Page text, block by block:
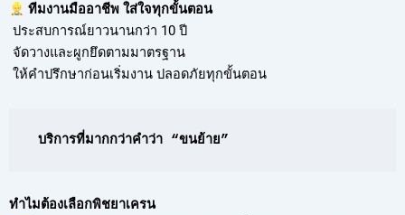
ทีมงานมืออาชีพ ใส่ใจทุกขั้นตอน
ประสบการณ์ยาวนานกว่า 10 ปี
จัดวางและผูกยึดตามมาตรฐาน
ให้คำปรึกษาก่อนเริ่มงาน ปลอดภัยทุกขั้นตอน
บริการที่มากกว่าคำว่า “ขนย้าย”
ทำไมต้องเลือกพิชยาเครน